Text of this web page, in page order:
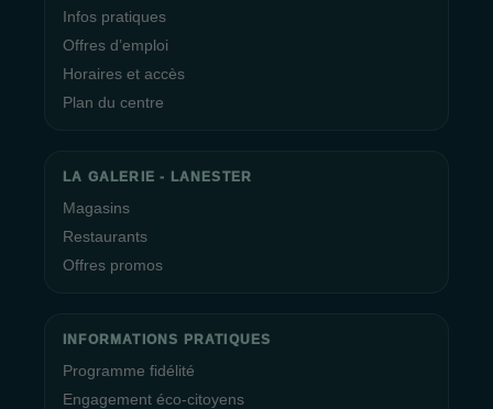
Infos pratiques
Offres d’emploi
Horaires et accès
Plan du centre
LA GALERIE - LANESTER
Magasins
Restaurants
Offres promos
INFORMATIONS PRATIQUES
Programme fidélité
Engagement éco-citoyens